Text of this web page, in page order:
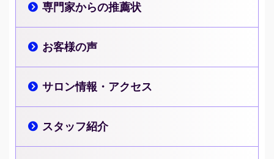
専門家からの推薦状
お客様の声
サロン情報・アクセス
スタッフ紹介